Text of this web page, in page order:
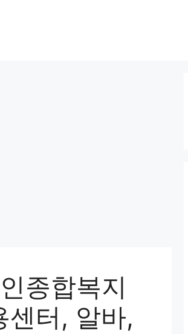
종합복지
센터, 알바,